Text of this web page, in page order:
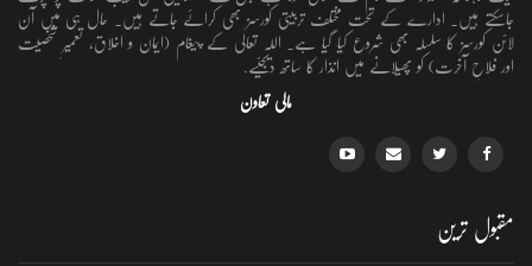
جاسکتے ہیں۔ ادارے کے تحت مختلف تربیتی کورسز بھی کرائے جاتے ہیں۔ حال ہی میں آن
لائن کورسز کا سلسلہ بھی شروع کیا گیا ہے۔ اللہ تعالٰی کے پیغام (ایمان و اخلاق، تعمیرِ شخصیت
اور فلاحِ آخرت) کو پھیلانے میں انذار کا ساتھ دیجئیے.
مالی تعاون
مقبول ترین